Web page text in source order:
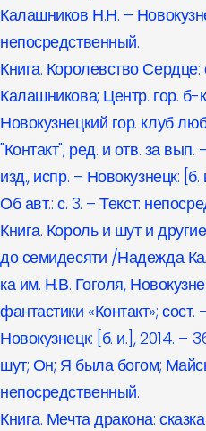
Калашников Н.Н. –
непосредственный.
Книга. Королевство
Калашникова; Центр. гор. б-
Новокузнецкий гор. клуб
"Контакт"; ред. и отв. за
изд., испр. – Новокузнецк:
Об авт.: с. 3. – Текст:
Книга. Король и шут и
до семидесяти /Надежда
ка им. Н.В. Гоголя,
фантастики «Контакт»;
Новокузнецк: [б. и.], 2014. –
шут; Он; Я была богом;
непосредственный.
Книга. Мечта дракона: